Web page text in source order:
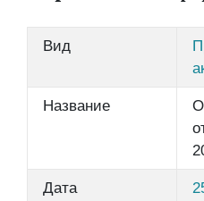
Вид
Название
Дата